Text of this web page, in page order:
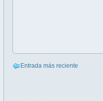
Entrada más reciente